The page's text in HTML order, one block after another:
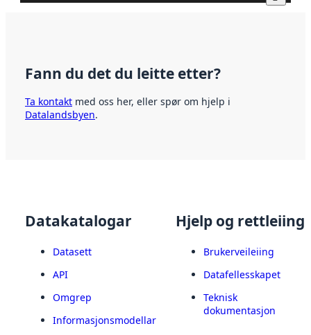
Fann du det du leitte etter?
Ta kontakt med oss her, eller spør om hjelp i
Datalandsbyen.
Datakatalogar
Datasett
API
Omgrep
Informasjonsmodellar
Hjelp og rettleiing
Brukerveileiing
Datafellesskapet
Teknisk
dokumentasjon